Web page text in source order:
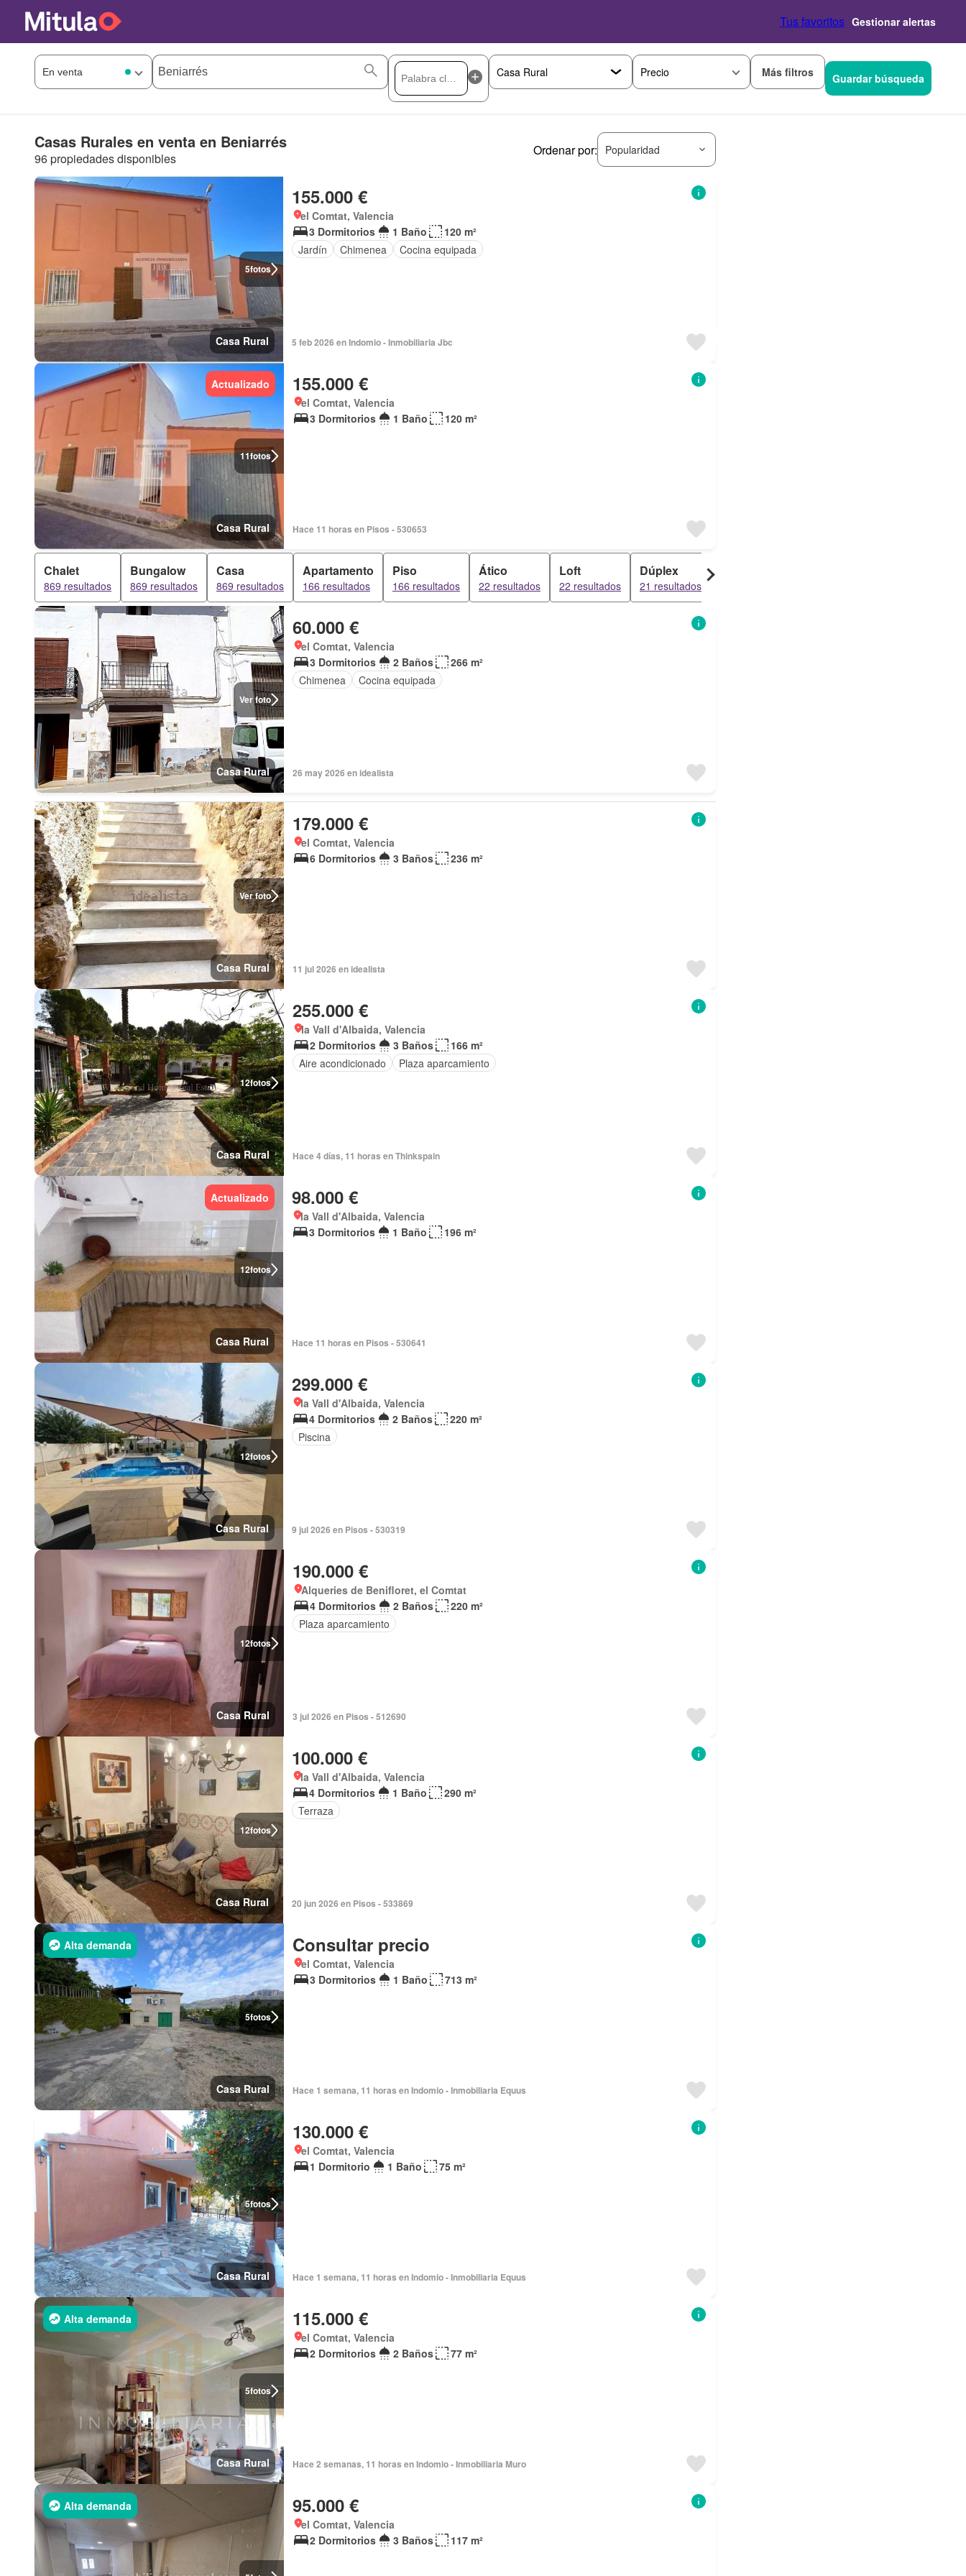
Tus favoritos Gestionar alertas
Precio Más filtros Guardar búsqueda
Casas Rurales en venta en Beniarrés
96 propiedades disponibles
Ordenar por: Popularidad
5fotos
Casa Rural
155.000 €
el Comtat, Valencia
3 Dormitorios
1 Baño
120 m²
Jardín
Chimenea Cocina equipada
5 feb 2026 en Indomio - Inmobiliaria Jbc
11fotos
Actualizado
Casa Rural
155.000 €
el Comtat, Valencia
3 Dormitorios
1 Baño 120 m²
Hace 11 horas en Pisos - 530653
Chalet
869 resultados
Bungalow
869 resultados
Casa
869 resultados
Apartamento
166 resultados
Piso
166 resultados
Ático
22 resultados
Loft
22 resultados
Dúplex
21 resultados
Ver foto
Casa Rural
60.000 €
el Comtat, Valencia
3 Dormitorios
2 Baños
266 m²
Chimenea
Cocina equipada
26 may 2026 en idealista
Ver foto
Casa Rural
179.000 €
el Comtat, Valencia
6 Dormitorios
3 Baños 236 m²
11 jul 2026 en idealista
12fotos
Casa Rural
255.000 €
la Vall d'Albaida, Valencia
2 Dormitorios
3 Baños
166 m²
Aire acondicionado
Plaza aparcamiento
Hace 4 días, 11 horas en Thinkspain
12fotos
Actualizado
Casa Rural
98.000 €
la Vall d'Albaida, Valencia
3 Dormitorios
1 Baño 196 m²
Hace 11 horas en Pisos - 530641
12fotos
Casa Rural
299.000 €
la Vall d'Albaida, Valencia
4 Dormitorios
2 Baños
220 m²
Piscina
9 jul 2026 en Pisos - 530319
12fotos
Casa Rural
190.000 €
Alqueries de Benifloret, el Comtat
4 Dormitorios
2 Baños
220 m²
Plaza aparcamiento
3 jul 2026 en Pisos - 512690
12fotos
Casa Rural
100.000 €
la Vall d'Albaida, Valencia
4 Dormitorios
1 Baño
290 m²
Terraza
20 jun 2026 en Pisos - 533869
5fotos
Alta demanda
Casa Rural
Consultar precio
el Comtat, Valencia
3 Dormitorios
1 Baño 713 m²
Hace 1 semana, 11 horas en Indomio - Inmobiliaria Equus
5fotos
Casa Rural
130.000 €
el Comtat, Valencia
1 Dormitorio
1 Baño 75 m²
Hace 1 semana, 11 horas en Indomio - Inmobiliaria Equus
5fotos
Alta demanda
Casa Rural
115.000 €
el Comtat, Valencia
2 Dormitorios
2 Baños 77 m²
Hace 2 semanas, 11 horas en Indomio - Inmobiliaria Muro
Alta demanda 95.000 €
el Comtat, Valencia
2 Dormitorios
3 Baños 117 m²